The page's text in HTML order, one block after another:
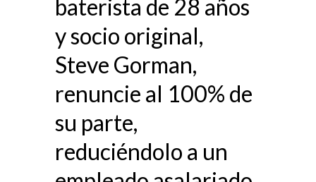
baterista de 28 años
y socio original,
Steve Gorman,
renuncie al 100% de
su parte,
reduciéndolo a un